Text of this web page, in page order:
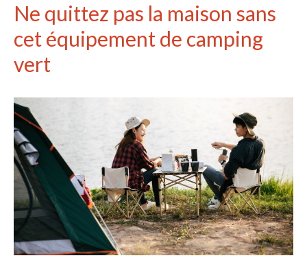
Ne quittez pas la maison sans
cet équipement de camping
vert